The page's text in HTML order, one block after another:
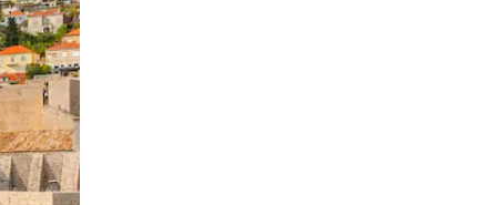
of swipen.